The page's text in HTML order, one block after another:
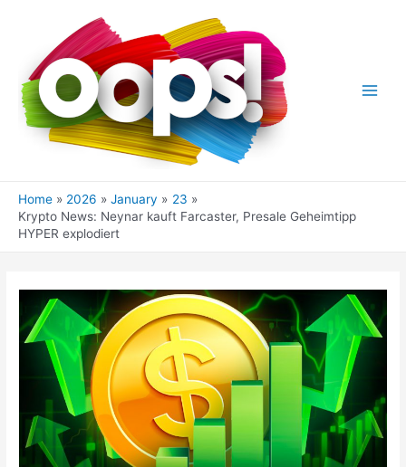
Home 2026 January
23
Krypto News: Neynar kauft Farcaster, Presale Geheimtipp
HYPER explodiert